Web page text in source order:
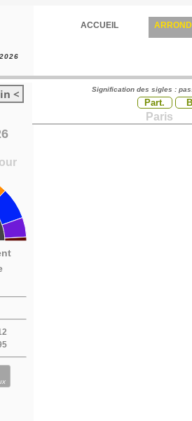
ACCUEIL
< Signification des sigles :
Part.
Paris